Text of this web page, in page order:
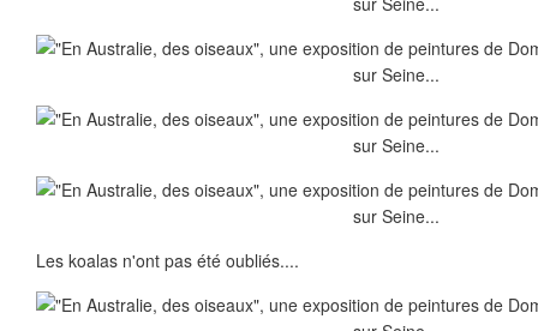
Les koalas n'ont pas été oubliés....